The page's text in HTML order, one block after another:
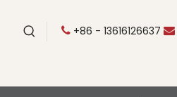
 +86 - 13616126637 